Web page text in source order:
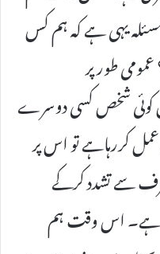
یہی ہے کہ ہم کس
طور پر
کوئی شخص کسی دوسرے
کررہاہے تو اس پر
سے تشدد کرکے
ہے۔ اس وقت ہم